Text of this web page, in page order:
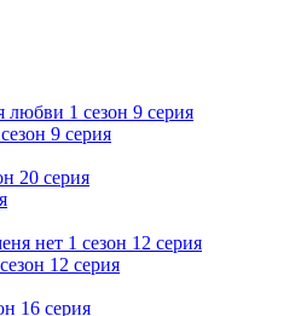
9 серия
12 серия